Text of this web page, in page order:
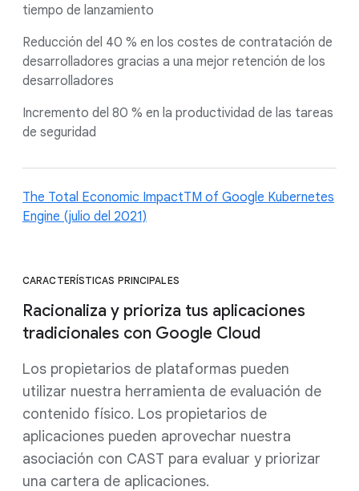
tiempo de lanzamiento
Reducción del 40 % en los costes de contratación de
desarrolladores gracias a una mejor retención de los
desarrolladores
Incremento del 80 % en la productividad de las tareas
de seguridad
The Total Economic ImpactTM of Google Kubernetes
Engine (julio del 2021)
CARACTERÍSTICAS PRINCIPALES
Racionaliza y prioriza tus aplicaciones
tradicionales con Google Cloud
Los propietarios de plataformas pueden
utilizar nuestra herramienta de evaluación de
contenido físico. Los propietarios de
aplicaciones pueden aprovechar nuestra
asociación con CAST para evaluar y priorizar
una cartera de aplicaciones.